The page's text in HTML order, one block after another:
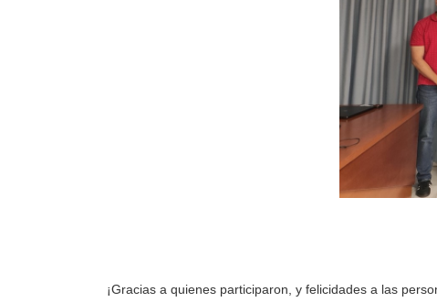
¡Gracias a quienes participaron, y felicidades a las